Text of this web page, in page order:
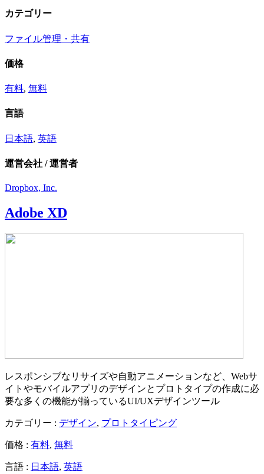
カテゴリー
ファイル管理・共有
価格
有料, 無料
言語
日本語, 英語
運営会社 / 運営者
Dropbox, Inc.
Adobe XD
レスポンシブなリサイズや自動アニメーションなど、Webサ
イトやモバイルアプリのデザインとプロトタイプの作成に必
要な多くの機能が揃っているUI/UXデザインツール
カテゴリー : デザイン, プロトタイピング
価格 : 有料, 無料
言語 : 日本語, 英語